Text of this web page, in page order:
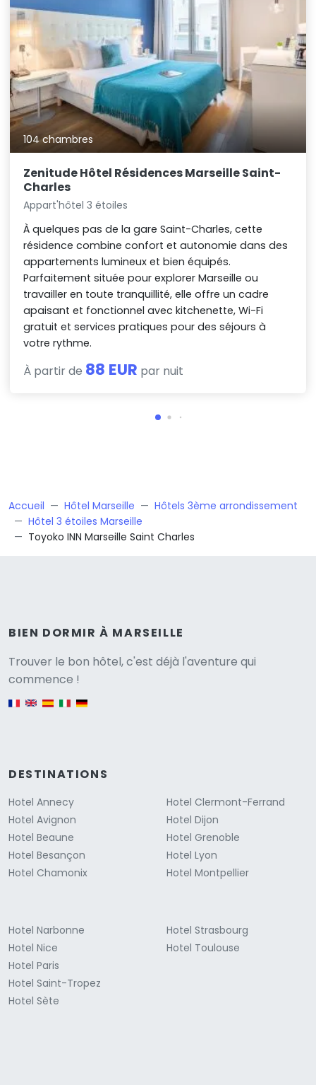
104 chambres
Zenitude Hôtel Résidences Marseille Saint-
Charles
Appart'hôtel 3 étoiles
À quelques pas de la gare Saint-Charles, cette
résidence combine confort et autonomie dans des
appartements lumineux et bien équipés.
Parfaitement située pour explorer Marseille ou
travailler en toute tranquillité, elle offre un cadre
apaisant et fonctionnel avec kitchenette, Wi-Fi
gratuit et services pratiques pour des séjours à
votre rythme.
À partir de 88 EUR par nuit
Accueil Hôtel Marseille
Hôtels 3ème arrondissement
Hôtel 3 étoiles Marseille
Toyoko INN Marseille Saint Charles
BIEN DORMIR À MARSEILLE
Trouver le bon hôtel, c'est déjà l'aventure qui
commence !
English version
DESTINATIONS
Hotel Annecy
Hotel Avignon
Hotel Beaune
Hotel Besançon
Hotel Chamonix
Hotel Clermont-Ferrand
Hotel Dijon
Hotel Grenoble
Hotel Lyon
Hotel Montpellier
Hotel Narbonne
Hotel Nice
Hotel Paris
Hotel Saint-Tropez
Hotel Sète
Hotel Strasbourg
Hotel Toulouse